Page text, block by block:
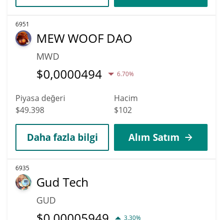
6951
MEW WOOF DAO
MWD
$0,0000494 6.70%
Piyasa değeri
$49.398
Hacim
$102
Daha fazla bilgi Alım Satım
6935
Gud Tech
GUD
3.30%